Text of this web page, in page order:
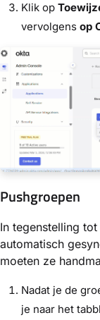
Klik op
vervolgens op
Pushgroepen
In tegenstelling
automatisch
moeten ze
Nadat je de
je naar het